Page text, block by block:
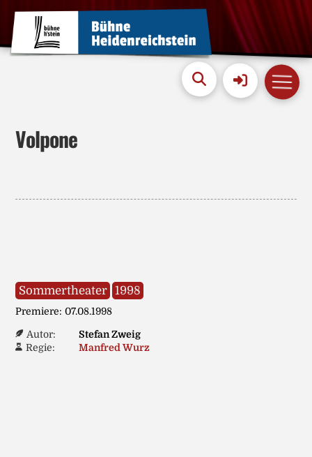
Volpone
Sommertheater 1998
Premiere: 07.08.1998
Autor:
Stefan Zweig
Regie:
Manfred Wurz